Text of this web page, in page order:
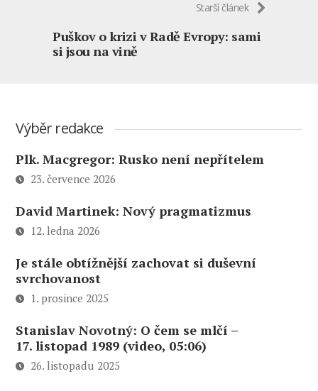
Starší článek
Puškov o krizi v Radě Evropy: sami
si jsou na vině
Výběr redakce
Plk. Macgregor: Rusko není nepřítelem
23. července 2026
David Martinek: Nový pragmatizmus
12. ledna 2026
Je stále obtížnější zachovat si duševní
svrchovanost
1. prosince 2025
Stanislav Novotný: O čem se mlčí –
17. listopad 1989 (video, 05:06)
26. listopadu 2025